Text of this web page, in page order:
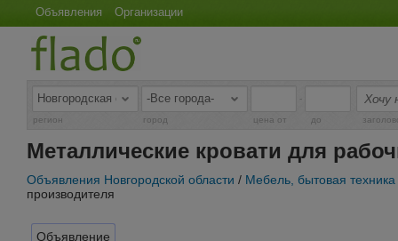
Объявления Организации
-
регион город цена от до
Металлические кровати для
Объявления Новгородской области / Мебель, бытовая техника
производителя
Объявление